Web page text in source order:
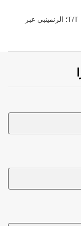
الدولار الأمريكي عبر PayPal، أو التحويل البنكي T/T؛ الرنمينبي عبر